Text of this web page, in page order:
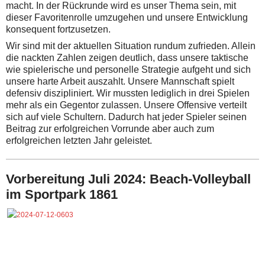
macht. In der Rückrunde wird es unser Thema sein, mit
dieser Favoritenrolle umzugehen und unsere Entwicklung
konsequent fortzusetzen.
Wir sind mit der aktuellen Situation rundum zufrieden. Allein
die nackten Zahlen zeigen deutlich, dass unsere taktische
wie spielerische und personelle Strategie aufgeht und sich
unsere harte Arbeit auszahlt. Unsere Mannschaft spielt
defensiv diszipliniert. Wir mussten lediglich in drei Spielen
mehr als ein Gegentor zulassen. Unsere Offensive verteilt
sich auf viele Schultern. Dadurch hat jeder Spieler seinen
Beitrag zur erfolgreichen Vorrunde aber auch zum
erfolgreichen letzten Jahr geleistet.
Vorbereitung Juli 2024: Beach-Volleyball
im Sportpark 1861